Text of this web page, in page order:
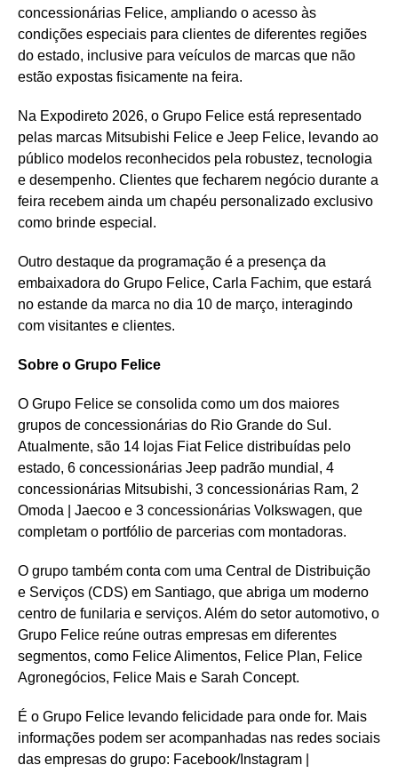
concessionárias Felice, ampliando o acesso às
condições especiais para clientes de diferentes regiões
do estado, inclusive para veículos de marcas que não
estão expostas fisicamente na feira.
Na Expodireto 2026, o Grupo Felice está representado
pelas marcas Mitsubishi Felice e Jeep Felice, levando ao
público modelos reconhecidos pela robustez, tecnologia
e desempenho. Clientes que fecharem negócio durante a
feira recebem ainda um chapéu personalizado exclusivo
como brinde especial.
Outro destaque da programação é a presença da
embaixadora do Grupo Felice, Carla Fachim, que estará
no estande da marca no dia 10 de março, interagindo
com visitantes e clientes.
Sobre o Grupo Felice
O Grupo Felice se consolida como um dos maiores
grupos de concessionárias do Rio Grande do Sul.
Atualmente, são 14 lojas Fiat Felice distribuídas pelo
estado, 6 concessionárias Jeep padrão mundial, 4
concessionárias Mitsubishi, 3 concessionárias Ram, 2
Omoda | Jaecoo e 3 concessionárias Volkswagen, que
completam o portfólio de parcerias com montadoras.
O grupo também conta com uma Central de Distribuição
e Serviços (CDS) em Santiago, que abriga um moderno
centro de funilaria e serviços. Além do setor automotivo, o
Grupo Felice reúne outras empresas em diferentes
segmentos, como Felice Alimentos, Felice Plan, Felice
Agronegócios, Felice Mais e Sarah Concept.
É o Grupo Felice levando felicidade para onde for. Mais
informações podem ser acompanhadas nas redes sociais
das empresas do grupo: Facebook/Instagram |